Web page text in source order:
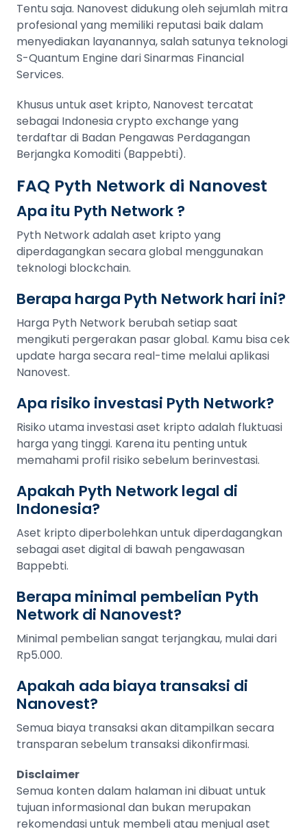
Tentu saja. Nanovest didukung oleh sejumlah mitra
profesional yang memiliki reputasi baik dalam
menyediakan layanannya, salah satunya teknologi
S-Quantum Engine dari Sinarmas Financial
Services.
Khusus untuk aset kripto, Nanovest tercatat
sebagai Indonesia crypto exchange yang
terdaftar di Badan Pengawas Perdagangan
Berjangka Komoditi (Bappebti).
FAQ Pyth Network di Nanovest
Apa itu Pyth Network ?
Pyth Network adalah aset kripto yang
diperdagangkan secara global menggunakan
teknologi blockchain.
Berapa harga Pyth Network hari ini?
Harga Pyth Network berubah setiap saat
mengikuti pergerakan pasar global. Kamu bisa cek
update harga secara real-time melalui aplikasi
Nanovest.
Apa risiko investasi Pyth Network?
Risiko utama investasi aset kripto adalah fluktuasi
harga yang tinggi. Karena itu penting untuk
memahami profil risiko sebelum berinvestasi.
Apakah Pyth Network legal di
Indonesia?
Aset kripto diperbolehkan untuk diperdagangkan
sebagai aset digital di bawah pengawasan
Bappebti.
Berapa minimal pembelian Pyth
Network di Nanovest?
Minimal pembelian sangat terjangkau, mulai dari
Rp5.000.
Apakah ada biaya transaksi di
Nanovest?
Semua biaya transaksi akan ditampilkan secara
transparan sebelum transaksi dikonfirmasi.
Disclaimer
Semua konten dalam halaman ini dibuat untuk
tujuan informasional dan bukan merupakan
rekomendasi untuk membeli atau menjual aset